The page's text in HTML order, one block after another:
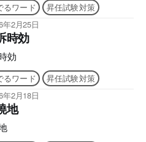
るワード
昇任試験対策
年2月25日
時効
効
るワード
昇任試験対策
年2月18日
地